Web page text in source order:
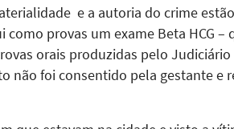
e a autoria do crime
provas um exame Beta HCG
orais produzidas pelo
não foi consentido pela gestante e